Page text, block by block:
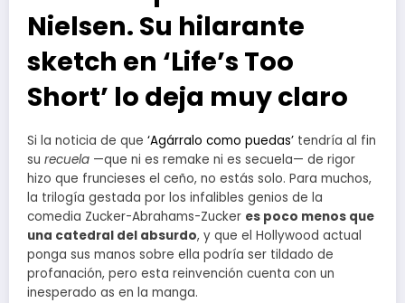
Nielsen. Su hilarante
sketch en ‘Life’s Too
Short’ lo deja muy claro
Si la noticia de que ‘Agárralo como puedas’ tendría al fin
su recuela —que ni es remake ni es secuela— de rigor
hizo que fruncieses el ceño, no estás solo. Para muchos,
la trilogía gestada por los infalibles genios de la
comedia Zucker-Abrahams-Zucker es poco menos que
una catedral del absurdo, y que el Hollywood actual
ponga sus manos sobre ella podría ser tildado de
profanación, pero esta reinvención cuenta con un
inesperado as en la manga.